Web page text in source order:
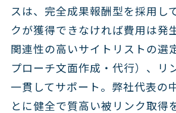
スは、 完全成果報酬型を採用し
クが獲得できなければ費用は発
関連性の高いサイトリストの選
プローチ文面作成・代行）、リ
一貫してサポート。 弊社代表の
とに健全で質高い被リンク取得